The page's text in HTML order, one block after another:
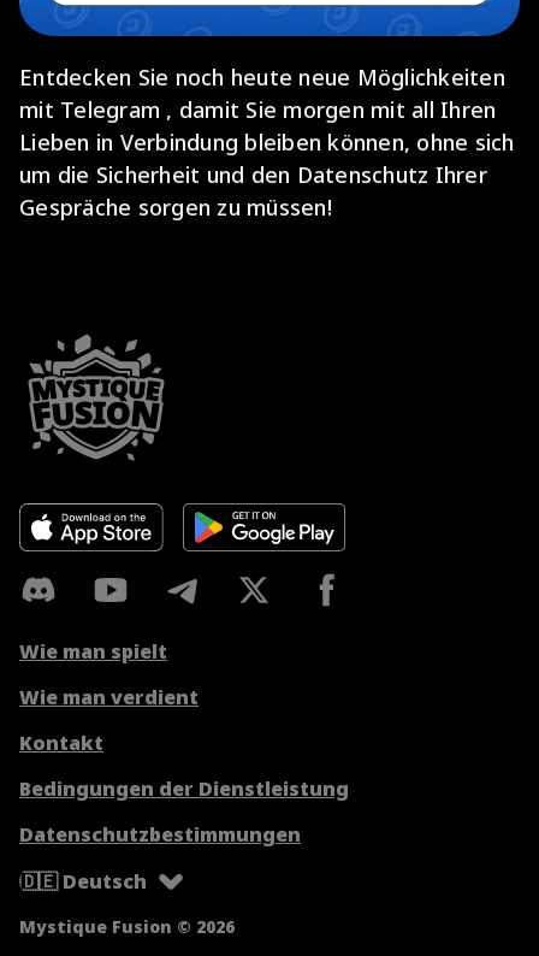
Entdecken Sie noch heute neue Möglichkeiten
mit Telegram , damit Sie morgen mit all Ihren
Lieben in Verbindung bleiben können, ohne sich
um die Sicherheit und den Datenschutz Ihrer
Gespräche sorgen zu müssen!
Wie man spielt
Wie man verdient
Kontakt
Bedingungen der Dienstleistung
Datenschutzbestimmungen
🇩🇪 Deutsch
Mystique Fusion © 2026